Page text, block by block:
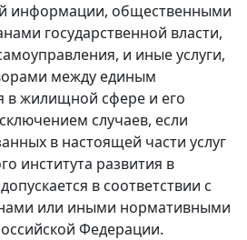
информации, общественными
государственной власти,
и иные услуги,
между единым
в жилищной сфере и его
случаев, если
в настоящей части услуг
института развития в
в соответствии с
или иными нормативными
Федерации.